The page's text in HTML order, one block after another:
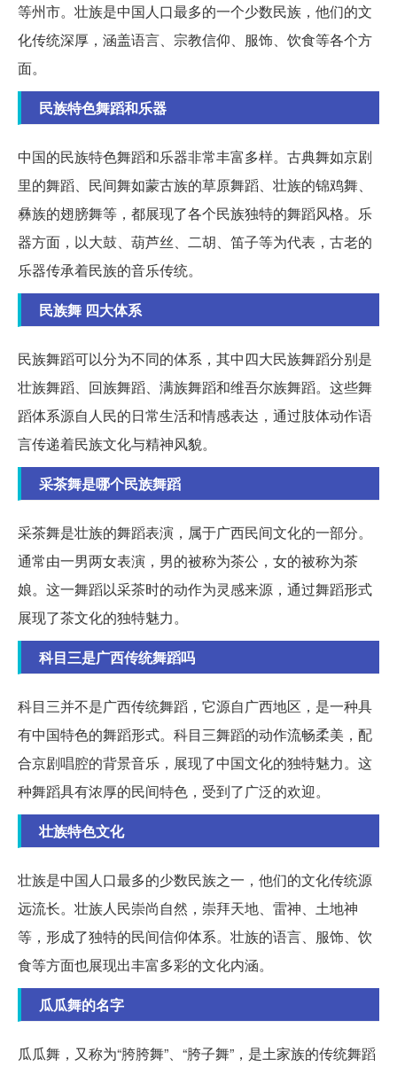
等州市。壮族是中国人口最多的一个少数民族，他们的文
化传统深厚，涵盖语言、宗教信仰、服饰、饮食等各个方
面。
民族特色舞蹈和乐器
中国的民族特色舞蹈和乐器非常丰富多样。古典舞如京剧
里的舞蹈、民间舞如蒙古族的草原舞蹈、壮族的锦鸡舞、
彝族的翅膀舞等，都展现了各个民族独特的舞蹈风格。乐
器方面，以大鼓、葫芦丝、二胡、笛子等为代表，古老的
乐器传承着民族的音乐传统。
民族舞 四大体系
民族舞蹈可以分为不同的体系，其中四大民族舞蹈分别是
壮族舞蹈、回族舞蹈、满族舞蹈和维吾尔族舞蹈。这些舞
蹈体系源自人民的日常生活和情感表达，通过肢体动作语
言传递着民族文化与精神风貌。
采茶舞是哪个民族舞蹈
采茶舞是壮族的舞蹈表演，属于广西民间文化的一部分。
通常由一男两女表演，男的被称为茶公，女的被称为茶
娘。这一舞蹈以采茶时的动作为灵感来源，通过舞蹈形式
展现了茶文化的独特魅力。
科目三是广西传统舞蹈吗
科目三并不是广西传统舞蹈，它源自广西地区，是一种具
有中国特色的舞蹈形式。科目三舞蹈的动作流畅柔美，配
合京剧唱腔的背景音乐，展现了中国文化的独特魅力。这
种舞蹈具有浓厚的民间特色，受到了广泛的欢迎。
壮族特色文化
壮族是中国人口最多的少数民族之一，他们的文化传统源
远流长。壮族人民崇尚自然，崇拜天地、雷神、土地神
等，形成了独特的民间信仰体系。壮族的语言、服饰、饮
食等方面也展现出丰富多彩的文化内涵。
瓜瓜舞的名字
瓜瓜舞，又称为“胯胯舞”、“胯子舞”，是土家族的传统舞蹈